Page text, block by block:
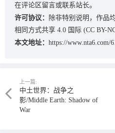
在评论区留言或联系站长。
许可协议：
除非特别说明，作品
相同方式共享 4.0 国际 (CC BY-
本文地址： https://www.nta6.com/
上一篇:
中土世界：战争之
影/Middle Earth: Shadow of
War